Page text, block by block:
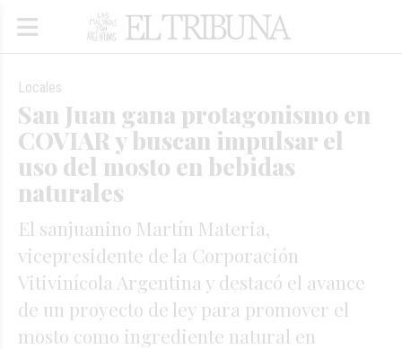
San Juan gana protagonismo en
COVIAR y buscan impulsar el
uso del mosto en bebidas
naturales
El sanjuanino Martín Materia,
vicepresidente de la Corporación
Vitivinícola Argentina y destacó el avance
de un proyecto de ley para promover el
mosto como ingrediente natural en
Locales